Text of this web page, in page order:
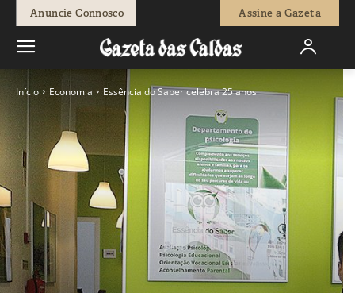
Anuncie Connosco Assine a Gazeta
Início Economia Essência do Saber celebra 25 anos